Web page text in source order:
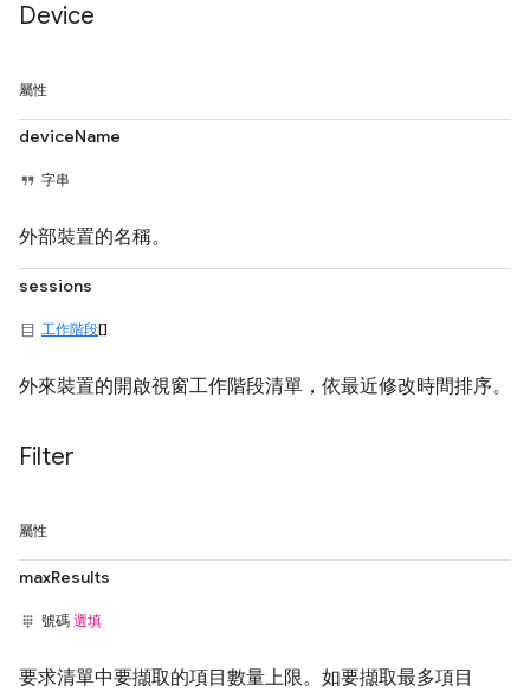
Device
屬性
deviceName
字串
外部裝置的名稱。
sessions
工作階段[]
外來裝置的開啟視窗工作階段清單，依最近修改時間排序。
Filter
屬性
maxResults
號碼 選填
要求清單中要擷取的項目數量上限。如要擷取最多項目